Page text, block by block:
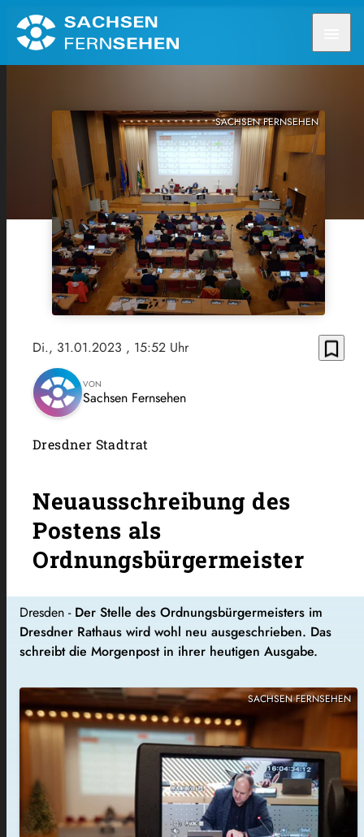
SACHSEN FERNSEHEN
Di., 31.01.2023 , 15:52 Uhr bookmark_border
VON
Sachsen Fernsehen
Dresdner Stadtrat
Neuausschreibung des
Postens als
Ordnungsbürgermeister
Dresden -Der Stelle des Ordnungsbürgermeisters im
Dresdner Rathaus wird wohl neu ausgeschrieben. Das
schreibt die Morgenpost in ihrer heutigen Ausgabe.
SACHSEN FERNSEHEN